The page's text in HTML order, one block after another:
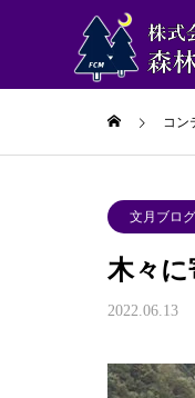
森林連
サービ
文月ブ
コン
文月ブログ
木々に
2022.06.13